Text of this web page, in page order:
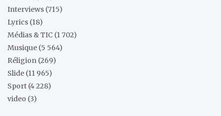
Interviews (715)
Lyrics (18)
Médias & TIC (1 702)
Musique (5 564)
Réligion (269)
Slide (11 965)
Sport (4 228)
video (3)